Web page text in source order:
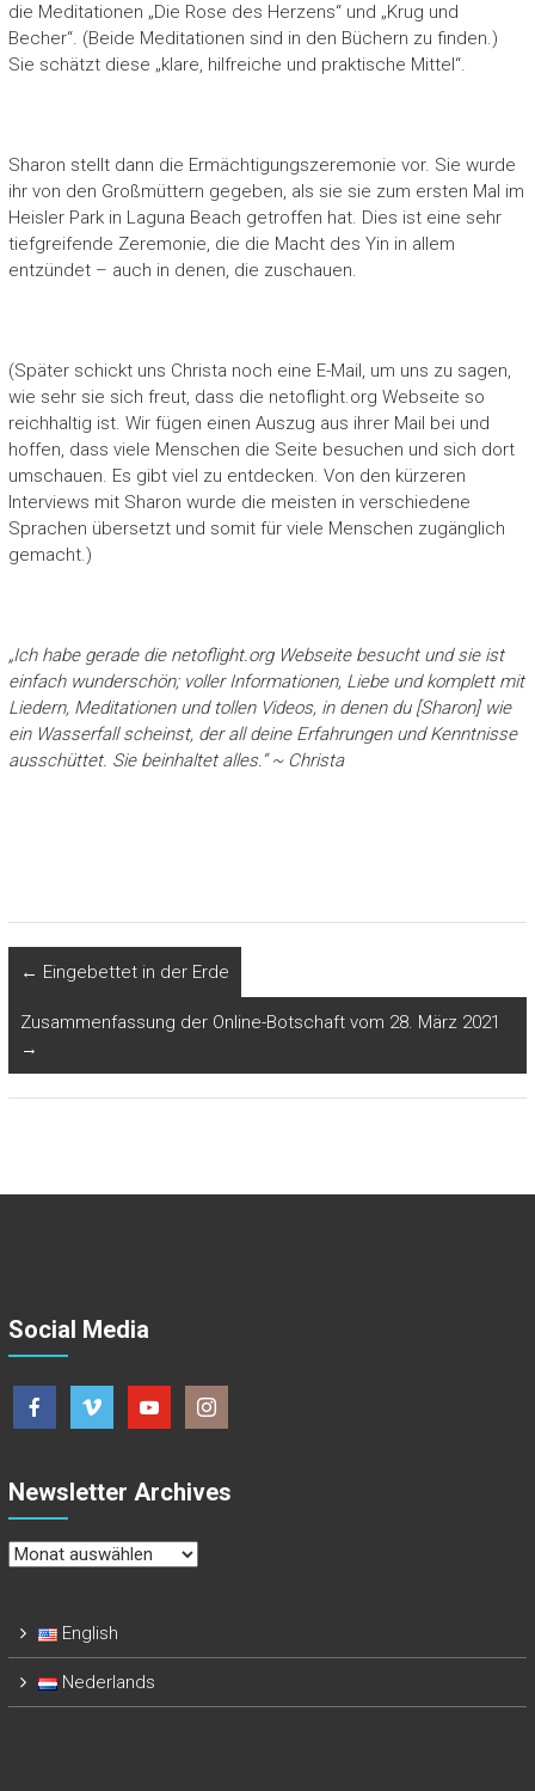
die Meditationen „Die Rose des Herzens“ und „Krug und
Becher“. (Beide Meditationen sind in den Büchern zu finden.)
Sie schätzt diese „klare, hilfreiche und praktische Mittel“.
Sharon stellt dann die Ermächtigungszeremonie vor. Sie wurde
ihr von den Großmüttern gegeben, als sie sie zum ersten Mal im
Heisler Park in Laguna Beach getroffen hat. Dies ist eine sehr
tiefgreifende Zeremonie, die die Macht des Yin in allem
entzündet – auch in denen, die zuschauen.
(Später schickt uns Christa noch eine E-Mail, um uns zu sagen,
wie sehr sie sich freut, dass die netoflight.org Webseite so
reichhaltig ist. Wir fügen einen Auszug aus ihrer Mail bei und
hoffen, dass viele Menschen die Seite besuchen und sich dort
umschauen. Es gibt viel zu entdecken. Von den kürzeren
Interviews mit Sharon wurde die meisten in verschiedene
Sprachen übersetzt und somit für viele Menschen zugänglich
gemacht.)
„Ich habe gerade die netoflight.org Webseite besucht und sie ist
einfach wunderschön; voller Informationen, Liebe und komplett mit
Liedern, Meditationen und tollen Videos, in denen du [Sharon] wie
ein Wasserfall scheinst, der all deine Erfahrungen und Kenntnisse
ausschüttet. Sie beinhaltet alles.“ ~ Christa
← Eingebettet in der Erde
Zusammenfassung der Online-Botschaft vom 28. März 2021
→
Social Media
Newsletter Archives
Newsletter
English
Nederlands